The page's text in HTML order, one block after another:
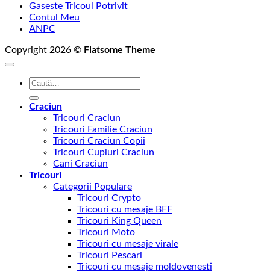
Gaseste Tricoul Potrivit
Contul Meu
ANPC
Copyright 2026 © Flatsome Theme
Caută
Craciun
Tricouri Craciun
Tricouri Familie Craciun
Tricouri Craciun Copii
Tricouri Cupluri Craciun
Cani Craciun
Tricouri
Categorii Populare
Tricouri Crypto
Tricouri cu mesaje BFF
Tricouri King Queen
Tricouri Moto
Tricouri cu mesaje virale
Tricouri Pescari
Tricouri cu mesaje moldovenesti